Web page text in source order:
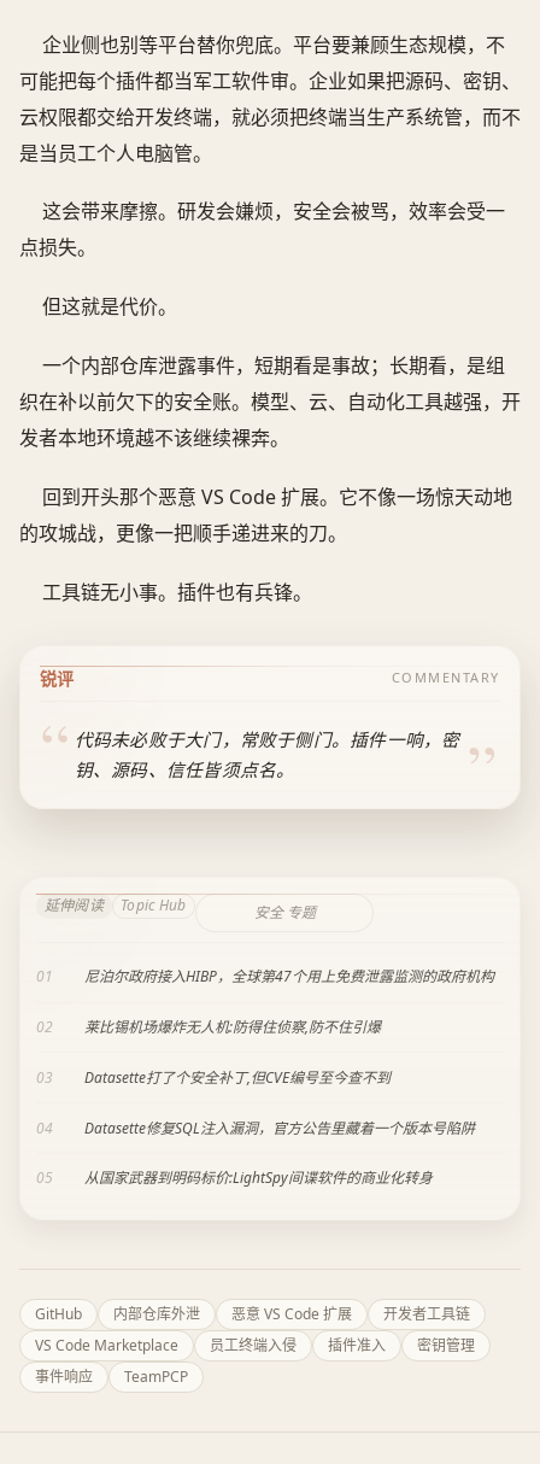
企业侧也别等平台替你兜底。平台要兼顾生态规模，不
可能把每个插件都当军工软件审。企业如果把源码、密钥、
云权限都交给开发终端，就必须把终端当生产系统管，而不
是当员工个人电脑管。
这会带来摩擦。研发会嫌烦，安全会被骂，效率会受一
点损失。
但这就是代价。
一个内部仓库泄露事件，短期看是事故；长期看，是组
织在补以前欠下的安全账。模型、云、自动化工具越强，开
发者本地环境越不该继续裸奔。
回到开头那个恶意 VS Code 扩展。它不像一场惊天动地
的攻城战，更像一把顺手递进来的刀。
工具链无小事。插件也有兵锋。
锐评 COMMENTARY
代码未必败于大门，常败于侧门。插件一响，密
钥、源码、信任皆须点名。
延伸阅读 Topic Hub 安全 专题
01 尼泊尔政府接入HIBP，全球第47个用上免费泄露监测的政府机构
02 莱比锡机场爆炸无人机:防得住侦察,防不住引爆
03 Datasette打了个安全补丁,但CVE编号至今查不到
04 Datasette修复SQL注入漏洞，官方公告里藏着一个版本号陷阱
05 从国家武器到明码标价:LightSpy间谍软件的商业化转身
GitHub 内部仓库外泄 恶意 VS Code 扩展
开发者工具链
VS Code Marketplace
员工终端入侵 插件准入
密钥管理
事件响应
TeamPCP